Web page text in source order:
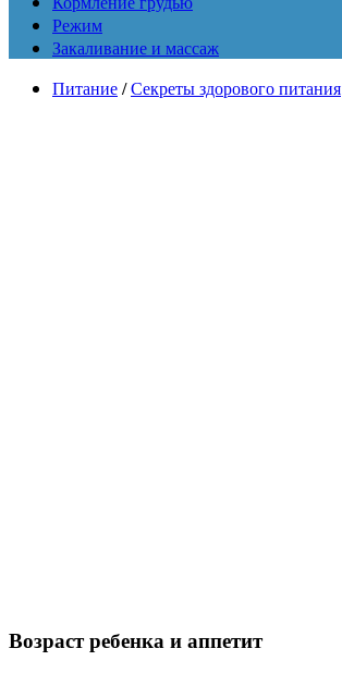
Режим
Закаливание и массаж
Питание/Секреты здорового питания
Возраст ребенка и аппетит